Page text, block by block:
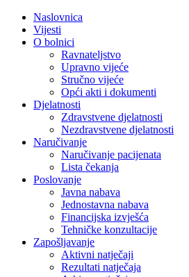
Naslovnica
Vijesti
O bolnici
Ravnateljstvo
Upravno vijeće
Stručno vijeće
Opći akti i dokumenti
Djelatnosti
Zdravstvene djelatnosti
Nezdravstvene djelatnosti
Naručivanje
Naručivanje pacijenata
Lista čekanja
Poslovanje
Javna nabava
Jednostavna nabava
Financijska izvješća
Tehničke konzultacije
Zapošljavanje
Aktivni natječaji
Rezultati natječaja